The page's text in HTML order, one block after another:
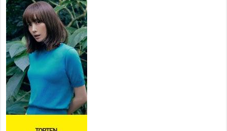
Тусгай замын автобус /BRT/
төслийн удирдах хорооны
ээлжит хуралдаан боллоо
2026 оны 7 сар 21 / 16 цаг 43 минут
Ерөнхий сайд Н.Учрал БНХАУ-
аас Монгол Улсад суугаа
Элчин сайд Шэнь
Миньжюанийг хүлээн авч
уулзав
2026 оны 7 сар 21 / 16 цаг 39 минут
БҮГД НАЙРАМДАХ ТАЖИКИСТАН УЛСТАЙ
ЭДИЙН ЗАСГИЙН ХАМТЫН АЖИЛЛАГААГ